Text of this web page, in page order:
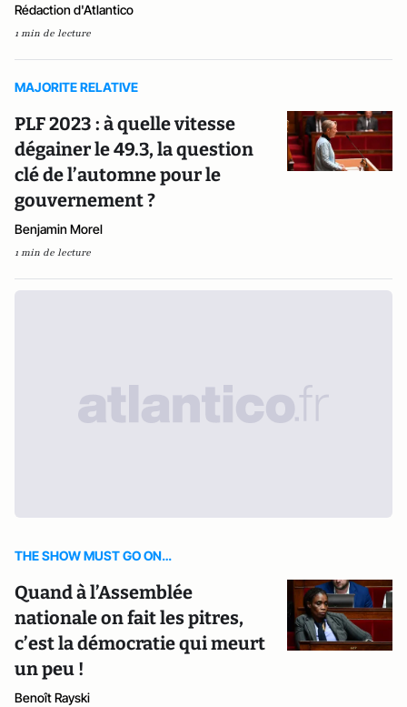
Rédaction d'Atlantico
1 min de lecture
MAJORITE RELATIVE
PLF 2023 : à quelle vitesse
dégainer le 49.3, la question
clé de l’automne pour le
gouvernement ?
Benjamin Morel
1 min de lecture
THE SHOW MUST GO ON…
Quand à l’Assemblée
nationale on fait les pitres,
c’est la démocratie qui meurt
un peu !
Benoît Rayski